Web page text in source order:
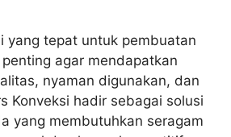
yang tepat untuk pembuatan
agar mendapatkan
nyaman digunakan, dan
Konveksi hadir sebagai solusi
yang membutuhkan seragam